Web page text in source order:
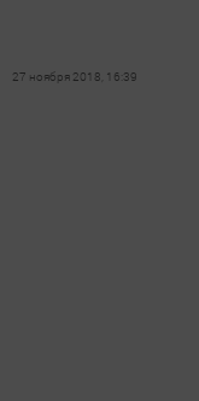
27 ноября 2018, 16:39